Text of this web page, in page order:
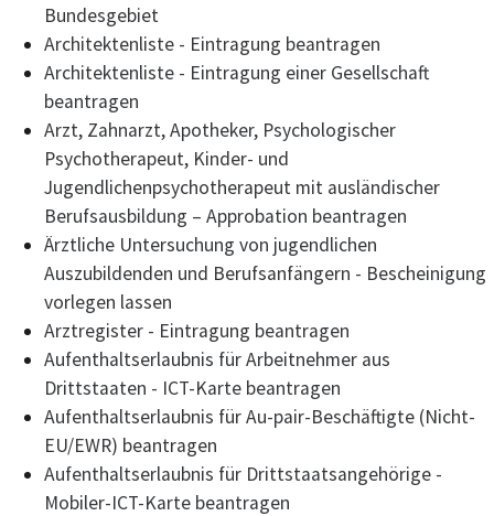
Bundesgebiet
Architektenliste - Eintragung beantragen
Architektenliste - Eintragung einer Gesellschaft
beantragen
Arzt, Zahnarzt, Apotheker, Psychologischer
Psychotherapeut, Kinder- und
Jugendlichenpsychotherapeut mit ausländischer
Berufsausbildung – Approbation beantragen
Ärztliche Untersuchung von jugendlichen
Auszubildenden und Berufsanfängern - Bescheinigung
vorlegen lassen
Arztregister - Eintragung beantragen
Aufenthaltserlaubnis für Arbeitnehmer aus
Drittstaaten - ICT-Karte beantragen
Aufenthaltserlaubnis für Au-pair-Beschäftigte (Nicht-
EU/EWR) beantragen
Aufenthaltserlaubnis für Drittstaatsangehörige -
Mobiler-ICT-Karte beantragen